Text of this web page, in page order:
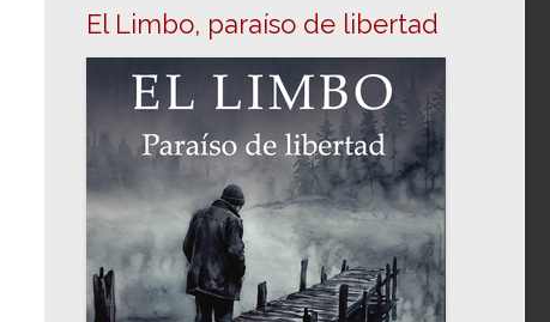
El Limbo, paraíso de libertad